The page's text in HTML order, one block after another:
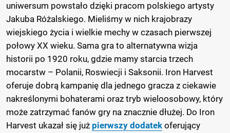
uniwersum powstało dzięki pracom polskiego artysty
Jakuba Różalskiego. Mieliśmy w nich krajobrazy
wiejskiego życia i wielkie mechy w czasach pierwszej
połowy XX wieku. Sama gra to alternatywna wizja
historii po 1920 roku, gdzie mamy starcia trzech
mocarstw – Polanii, Roswiecji i Saksonii. Iron Harvest
oferuje dobrą kampanię dla jednego gracza z ciekawie
nakreślonymi bohaterami oraz tryb wieloosobowy, który
może zatrzymać fanów gry na znacznie dłużej. Do Iron
Harvest ukazał się już pierwszy dodatek oferujący